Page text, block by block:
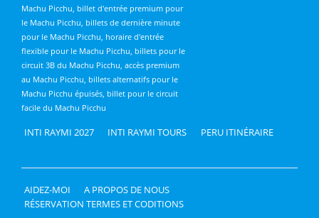
Machu Picchu, billet d'entrée premium pour
le Machu Picchu, billets de dernière minute
pour le Machu Picchu, horaire d'entrée
flexible pour le Machu Picchu, billets pour le
circuit 3B du Machu Picchu, accès premium
au Machu Picchu, billets alternatifs pour le
Machu Picchu épuisés, billet pour le circuit
facile du Machu Picchu
INTI RAYMI 2027 INTI RAYMI TOURS PERU ITINÉRAIRE
AIDEZ-MOI
A PROPOS DE NOUS
RÉSERVATION TERMES ET CODITIONS